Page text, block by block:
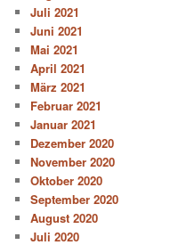
Juli 2021
Juni 2021
Mai 2021
April 2021
März 2021
Februar 2021
Januar 2021
Dezember 2020
November 2020
Oktober 2020
September 2020
August 2020
Juli 2020